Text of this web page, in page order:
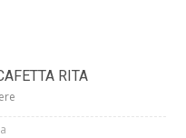
RITA